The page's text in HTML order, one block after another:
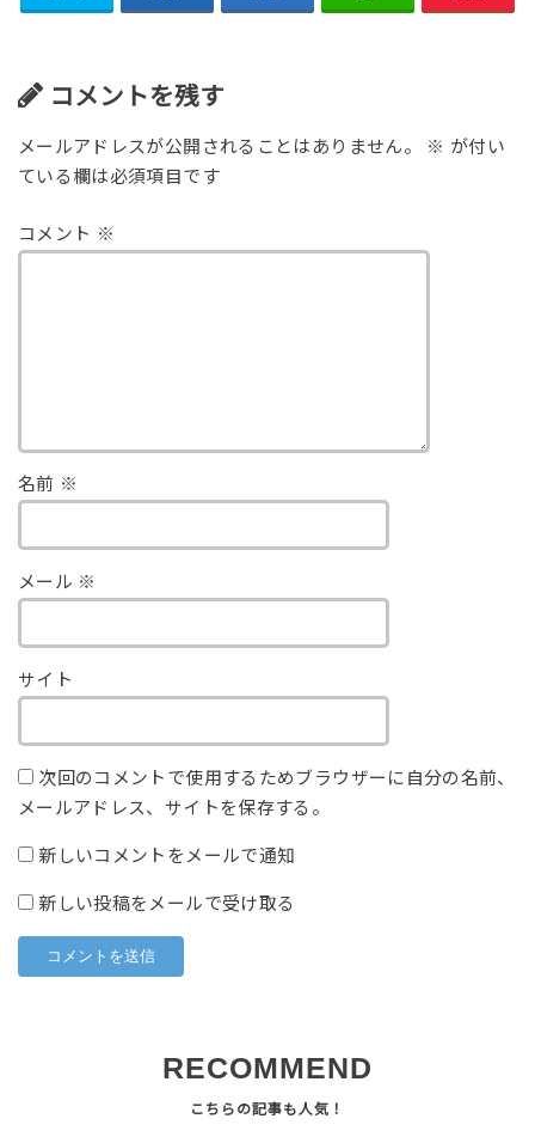
コメントを残す
メールアドレスが公開されることはありません。 ※ が付い
ている欄は必須項目です
コメント ※
名前 ※
メール ※
サイト
次回のコメントで使用するためブラウザーに自分の名前、
メールアドレス、サイトを保存する。
新しいコメントをメールで通知
新しい投稿をメールで受け取る
RECOMMEND